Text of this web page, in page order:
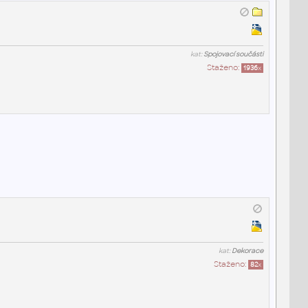
kat:Spojovací součásti
Staženo: 1936x
kat:Dekorace
Staženo: 82x